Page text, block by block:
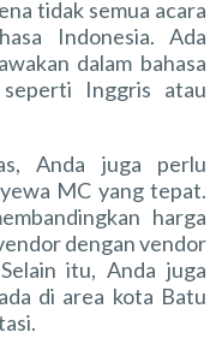
tidak semua acara
Indonesia. Ada
dalam bahasa
Inggris atau
Anda juga perlu
MC yang tepat.
harga
dengan vendor
itu, Anda juga
di area kota Batu